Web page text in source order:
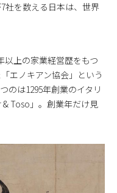
社を数える日本は、世界
以上の家業経営歴をもつ
エノキアン協会」という
のは1295年創業のイタリ
Toso」。創業年だけ見